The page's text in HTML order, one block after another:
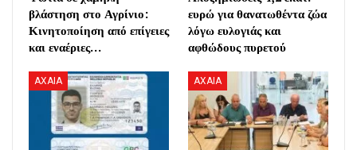
βλάστηση στο Αγρίνιο:
Κινητοποίηση από επίγειες
και εναέριες…
ευρώ για θανατωθέντα ζώα
λόγω ευλογιάς και
αφθώδους πυρετού
AXAIA AXAIA